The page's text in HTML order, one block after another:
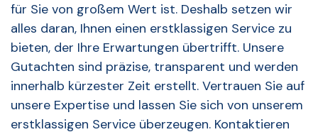
für Sie von großem Wert ist. Deshalb setzen wir
alles daran, Ihnen einen erstklassigen Service zu
bieten, der Ihre Erwartungen übertrifft. Unsere
Gutachten sind präzise, transparent und werden
innerhalb kürzester Zeit erstellt. Vertrauen Sie auf
unsere Expertise und lassen Sie sich von unserem
erstklassigen Service überzeugen. Kontaktieren